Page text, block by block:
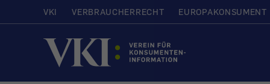
VKI VERBRAUCHERRECHT EUROPAKONSUMENT
Startseite